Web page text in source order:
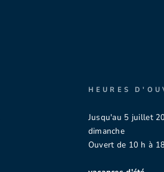
HEURES
Jusqu'au 5 juillet
dimanche
Ouvert de 10 h à